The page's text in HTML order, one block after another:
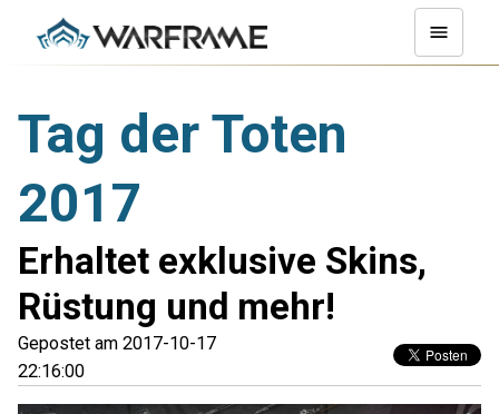
Tag der Toten
2017
Erhaltet exklusive Skins,
Rüstung und mehr!
Gepostet am 2017-10-17
22:16:00